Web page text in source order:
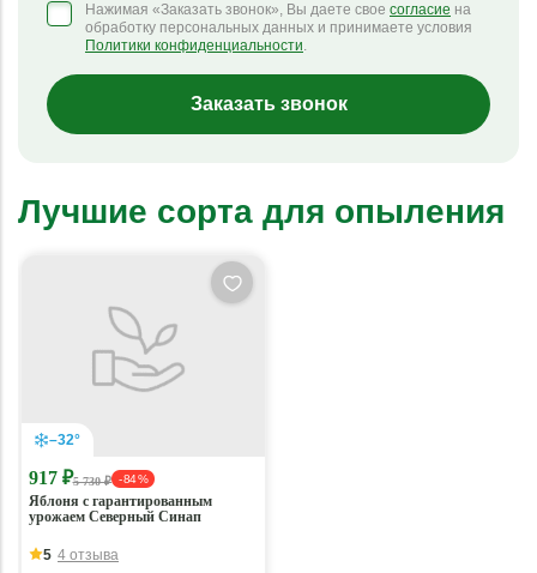
Нажимая «Заказать звонок», Вы даете свое согласие на
обработку персональных данных и принимаете условия
Политики конфиденциальности.
Заказать звонок
Лучшие сорта для опыления
–32°
917 ₽5 730 ₽ - 84 %
Яблоня с гарантированным
урожаем Северный Синап
5 4 отзыва